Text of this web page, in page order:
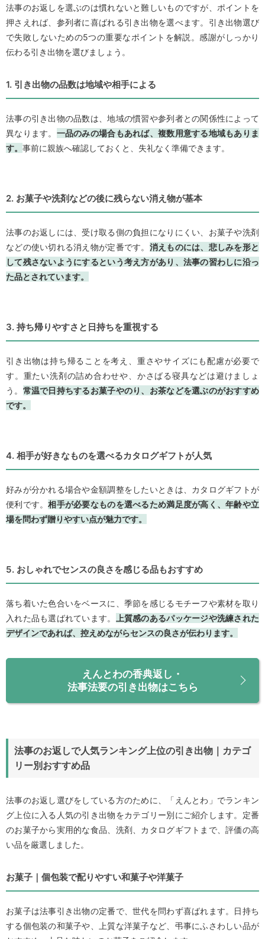
法事のお返しを選ぶのは慣れないと難しいものですが、ポイントを
押さえれば、参列者に喜ばれる引き出物を選べます。引き出物選び
で失敗しないための5つの重要なポイントを解説。感謝がしっかり
伝わる引き出物を選びましょう。
1. 引き出物の品数は地域や相手による
法事の引き出物の品数は、地域の慣習や参列者との関係性によって
異なります。 一品のみの場合もあれば、複数用意する地域もありま
す。 事前に親族へ確認しておくと、失礼なく準備できます。
2. お菓子や洗剤などの後に残らない消え物が基本
法事のお返しには、受け取る側の負担になりにくい、お菓子や洗剤
などの使い切れる消え物が定番です。 消えものには、悲しみを形と
して残さないようにするという考え方があり、法事の習わしに沿っ
た品とされています。
3. 持ち帰りやすさと日持ちを重視する
引き出物は持ち帰ることを考え、重さやサイズにも配慮が必要で
す。重たい洗剤の詰め合わせや、かさばる寝具などは避けましょ
う。 常温で日持ちするお菓子やのり、お茶などを選ぶのがおすすめ
です。
4. 相手が好きなものを選べるカタログギフトが人気
好みが分かれる場合や金額調整をしたいときは、カタログギフトが
便利です。相手が必要なものを選べるため満足度が高く、年齢や立
場を問わず贈りやすい点が魅力です。
5. おしゃれでセンスの良さを感じる品もおすすめ
落ち着いた色合いをベースに、季節を感じるモチーフや素材を取り
入れた品も選ばれています。
上質感のあるパッケージや洗練された
デザインであれば、控えめながらセンスの良さが伝わります。
えんとわの香典返し・
法事法要の引き出物はこちら
法事のお返しで人気ランキング上位の引き出物｜カテゴ
リー別おすすめ品
法事のお返し選びをしている方のために、「えんとわ」でランキン
グ上位に入る人気の引き出物をカテゴリー別にご紹介します。定番
のお菓子から実用的な食品、洗剤、カタログギフトまで、評価の高
い品を厳選しました。
お菓子｜個包装で配りやすい和菓子や洋菓子
お菓子は法事引き出物の定番で、世代を問わず喜ばれます。日持ち
する個包装の和菓子や、上質な洋菓子など、弔事にふさわしい品が